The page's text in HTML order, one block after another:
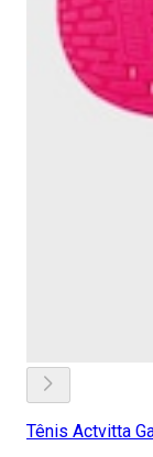
Tênis Actvitta